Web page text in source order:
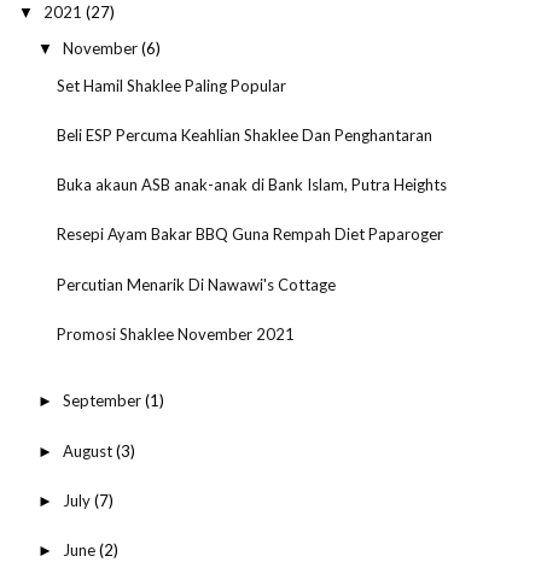
▼ 2021 (27)
▼ November(6)
Set Hamil Shaklee Paling Popular
Beli ESP Percuma Keahlian Shaklee Dan Penghantaran
Buka akaun ASB anak-anak di Bank Islam, Putra Heights
Resepi Ayam Bakar BBQ Guna Rempah Diet Paparoger
Percutian Menarik Di Nawawi's Cottage
Promosi Shaklee November 2021
► September(1)
► August(3)
► July(7)
► June(2)